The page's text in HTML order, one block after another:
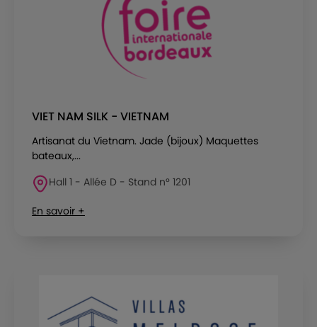
VIET NAM SILK - VIETNAM
Artisanat du Vietnam. Jade (bijoux) Maquettes
bateaux,...
Hall 1 - Allée D - Stand n° 1201
En savoir +